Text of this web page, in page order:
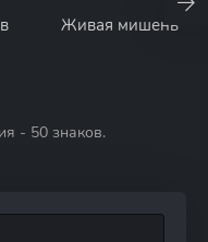
Живая мишень
- 50 знаков.